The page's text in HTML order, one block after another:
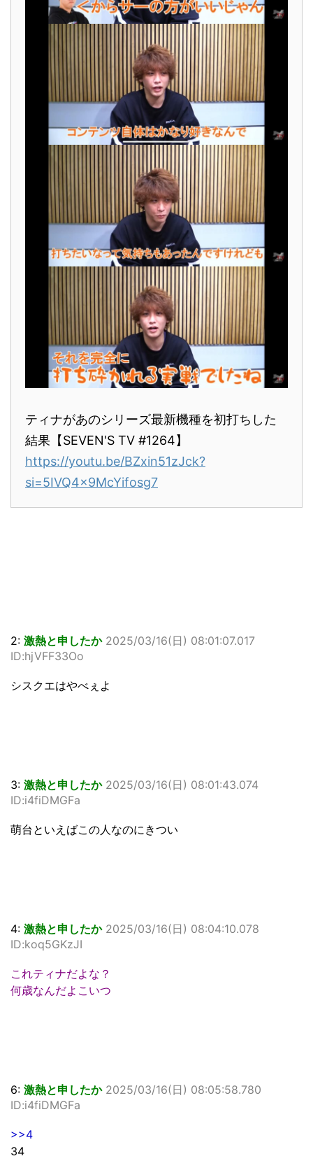
ティナがあのシリーズ最新機種を初打ちした
結果【SEVEN'S TV #1264】
https://youtu.be/BZxin51zJck?
si=5IVQ4x9McYifosg7
2: 激熱と申したか 2025/03/16(日) 08:01:07.017
ID:hjVFF33Oo
シスクエはやべぇよ
3: 激熱と申したか 2025/03/16(日) 08:01:43.074
ID:i4fiDMGFa
萌台といえばこの人なのにきつい
4: 激熱と申したか 2025/03/16(日) 08:04:10.078
ID:koq5GKzJI
これティナだよな？
何歳なんだよこいつ
6: 激熱と申したか 2025/03/16(日) 08:05:58.780
ID:i4fiDMGFa
>>4
34